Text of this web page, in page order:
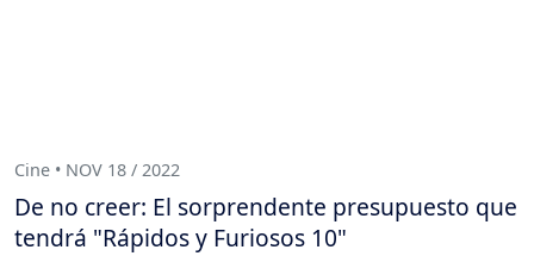
Cine • NOV 18 / 2022
De no creer: El sorprendente presupuesto que
tendrá "Rápidos y Furiosos 10"